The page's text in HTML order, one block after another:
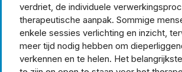
verdriet, de individuele
therapeutische aanpak. Sommige
enkele sessies verlichting en inzicht,
meer tijd nodig hebben om
verkennen en te helen. Het